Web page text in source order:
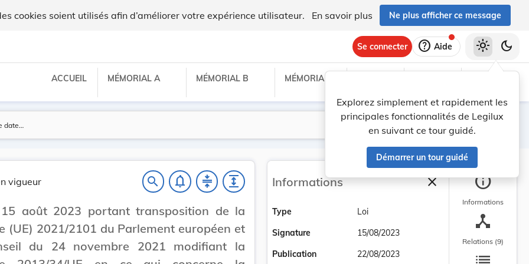
cookies soient utilisés afin d’améliorer votre expérience utilisateur. En savoir plus Ne plus afficher ce message
Se connecter help Aide
Explorez simplement et rapidement les
principales fonctionnalités de Legilux
en suivant ce tour guidé.
Démarrer un tour guidé
light_mode dark_mode
ACCUEIL MÉMORIAL A MÉMORIAL B MÉMORIAL C
Lancer la recherche
Filtres
vigueur search notifications_none compress expand
août 2023 portant transposition de la
(UE) 2021/2101 du Parlement européen et
du 24 novembre 2021 modifiant la
Informations closeFermer la barre
Type
Loi
Signature
15/08/2023
Publication
22/08/2023
info
Informations
device_hub
Relations (9)